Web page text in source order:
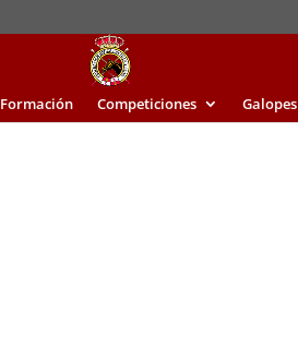
Formación Competiciones Galopes